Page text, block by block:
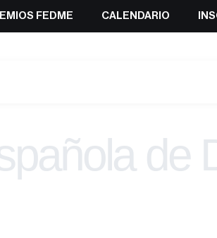
FEDME CALENDARIO
de